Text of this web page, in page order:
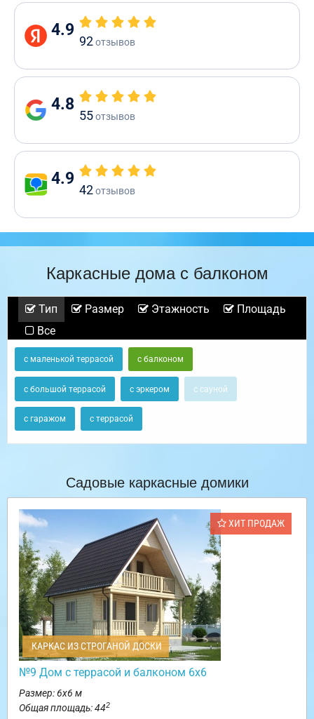
4.9
92отзывов
4.8
55отзывов
4.9
42отзывов
Каркасные дома с балконом
Тип Размер Этажность
Площадь
Все
с маленькой террасой с балконом
с большой террасой с эркером с сауной
с гаражом с террасой
Садовые каркасные домики
ХИТ ПРОДАЖ
КАРКАС ИЗ СТРОГАНОЙ ДОСКИ
№9 Дом с террасой и балконом 6х6
Размер: 6х6 м
Общая площадь: 442